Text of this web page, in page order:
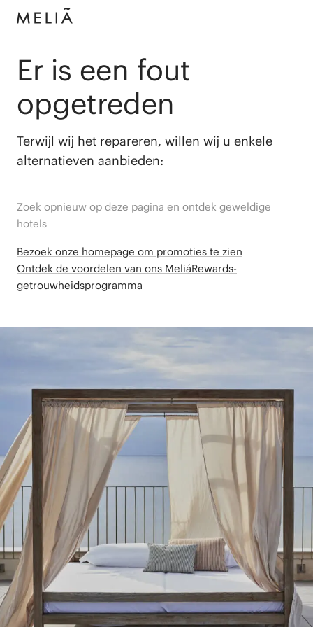
Er is een fout
opgetreden
Terwijl wij het repareren, willen wij u enkele
alternatieven aanbieden:
Zoek opnieuw op deze pagina en ontdek geweldige
hotels
Bezoek onze homepage om promoties te zien
Ontdek de voordelen van ons MeliáRewards-
getrouwheidsprogramma